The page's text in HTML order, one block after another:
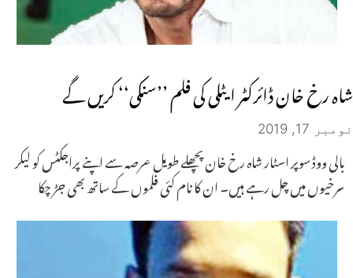
شاہ رخ خان ڈائرکٹر ایٹلی کی فلم ’’سنکی‘‘ کریں گے
نومبر 17, 2019
بالی ووڈ سوپر اسٹار شاہ رخ خان پچھلے طویل عرصہ سے اپنے پراجکٹس کو لیکر
سرخیوں میں چل رہے ہیں۔ ان کا نام کئی فلموں کے ساتھ بھی جڑ چکا